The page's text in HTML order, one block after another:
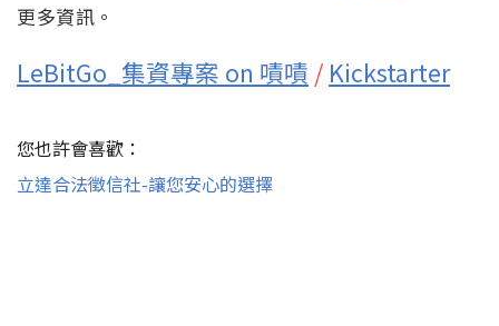
更多資訊。
LeBitGo_集資專案 on 嘖嘖 / Kickstarter
您也許會喜歡：
立達合法徵信社-讓您安心的選擇